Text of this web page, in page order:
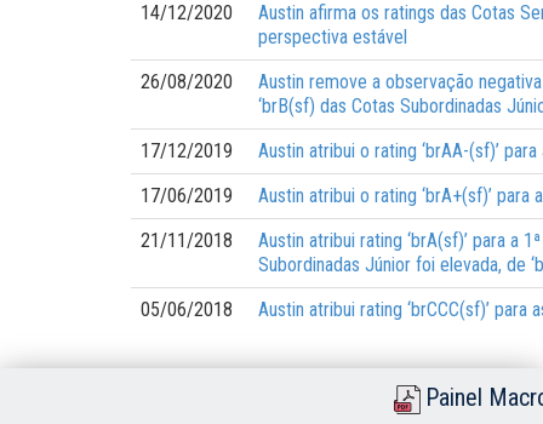
14/12/2020
Austin afirma os ratings das Cotas
perspectiva estável
26/08/2020
Austin remove a observação
‘brB(sf) das Cotas Subordinadas
17/12/2019
Austin atribui o rating ‘brAA-(sf)’
17/06/2019
Austin atribui o rating ‘brA+(sf)’
21/11/2018
Austin atribui rating ‘brA(sf)’ para a
Subordinadas Júnior foi elevada, de
05/06/2018
Austin atribui rating ‘brCCC(sf)’
Painel